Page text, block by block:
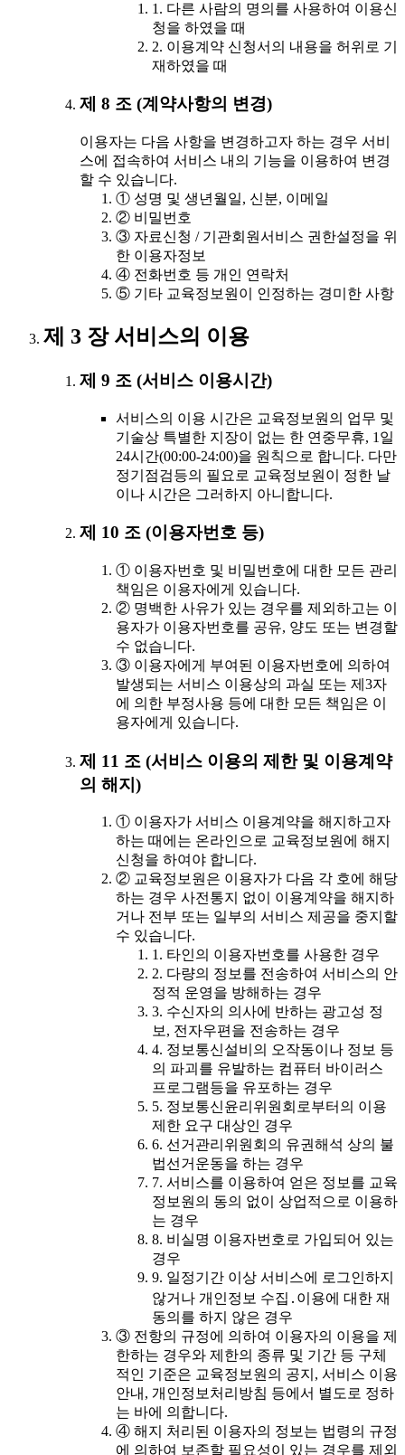
1. 다른 사람의 명의를 사용하여 이용신
청을 하였을 때
2. 이용계약 신청서의 내용을 허위로 기
재하였을 때
제 8 조 (계약사항의 변경)
이용자는 다음 사항을 변경하고자 하는 경우 서비
스에 접속하여 서비스 내의 기능을 이용하여 변경
할 수 있습니다.
① 성명 및 생년월일, 신분, 이메일
② 비밀번호
③ 자료신청 / 기관회원서비스 권한설정을 위
한 이용자정보
④ 전화번호 등 개인 연락처
⑤ 기타 교육정보원이 인정하는 경미한 사항
제 3 장 서비스의 이용
제 9 조 (서비스 이용시간)
서비스의 이용 시간은 교육정보원의 업무 및
기술상 특별한 지장이 없는 한 연중무휴, 1일
24시간(00:00-24:00)을 원칙으로 합니다. 다만
정기점검등의 필요로 교육정보원이 정한 날
이나 시간은 그러하지 아니합니다.
제 10 조 (이용자번호 등)
① 이용자번호 및 비밀번호에 대한 모든 관리
책임은 이용자에게 있습니다.
② 명백한 사유가 있는 경우를 제외하고는 이
용자가 이용자번호를 공유, 양도 또는 변경할
수 없습니다.
③ 이용자에게 부여된 이용자번호에 의하여
발생되는 서비스 이용상의 과실 또는 제3자
에 의한 부정사용 등에 대한 모든 책임은 이
용자에게 있습니다.
제 11 조 (서비스 이용의 제한 및 이용계약
의 해지)
① 이용자가 서비스 이용계약을 해지하고자
하는 때에는 온라인으로 교육정보원에 해지
신청을 하여야 합니다.
② 교육정보원은 이용자가 다음 각 호에 해당
하는 경우 사전통지 없이 이용계약을 해지하
거나 전부 또는 일부의 서비스 제공을 중지할
수 있습니다.
1. 타인의 이용자번호를 사용한 경우
2. 다량의 정보를 전송하여 서비스의 안
정적 운영을 방해하는 경우
3. 수신자의 의사에 반하는 광고성 정
보, 전자우편을 전송하는 경우
4. 정보통신설비의 오작동이나 정보 등
의 파괴를 유발하는 컴퓨터 바이러스
프로그램등을 유포하는 경우
5. 정보통신윤리위원회로부터의 이용
제한 요구 대상인 경우
6. 선거관리위원회의 유권해석 상의 불
법선거운동을 하는 경우
7. 서비스를 이용하여 얻은 정보를 교육
정보원의 동의 없이 상업적으로 이용하
는 경우
8. 비실명 이용자번호로 가입되어 있는
경우
9. 일정기간 이상 서비스에 로그인하지
않거나 개인정보 수집․이용에 대한 재
동의를 하지 않은 경우
③ 전항의 규정에 의하여 이용자의 이용을 제
한하는 경우와 제한의 종류 및 기간 등 구체
적인 기준은 교육정보원의 공지, 서비스 이용
안내, 개인정보처리방침 등에서 별도로 정하
는 바에 의합니다.
④ 해지 처리된 이용자의 정보는 법령의 규정
에 의하여 보존할 필요성이 있는 경우를 제외